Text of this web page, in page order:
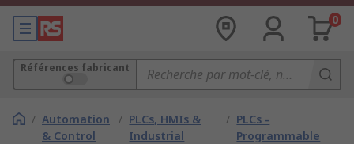
0
Références fabricant
/ Automation
& Control
/ PLCs, HMIs &
Industrial
/ PLCs -
Programmable